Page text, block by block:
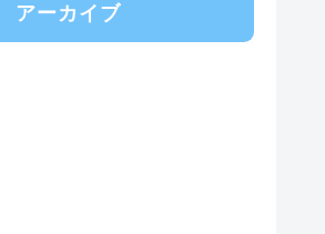
アーカイブ